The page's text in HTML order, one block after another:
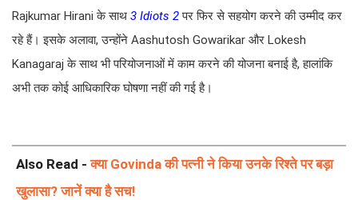
Rajkumar Hirani के साथ 3 Idiots 2पर फिर से सहयोग करने की उम्मीद कर
रहे हैं। इसके अलावा, उन्होंने Aashutosh Gowarikar और Lokesh
Kanagaraj के साथ भी परियोजनाओं में काम करने की योजना बनाई है, हालांकि
अभी तक कोई आधिकारिक घोषणा नहीं की गई है।
Also Read -क्या Govinda की पत्नी ने किया उनके रिश्ते पर बड़ा
खुलासा? जानें क्या है सच!